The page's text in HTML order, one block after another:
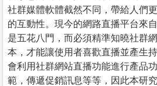
社群媒體軟體截然不同，帶給人們
的互動性。現今的網路直播平台來
是五花八門，而必須精準知曉社群
本，才能讓使用者喜歡直播並產生
會利用社群網站直播功能進行產品
範，傳遞促銷訊息等等，因此本研